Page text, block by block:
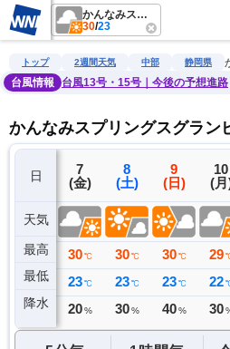
かんなみスプリングスグランピング
30/23
雨雲レーダー 台風情報 地震情報
トップ 2週間天気 中部 静岡県
台風情報
台風13号・15号｜今後の予想進路
かんなみスプリングスグラン
日
天気
最高
最低
降水
6
(木)
30 ℃
23 ℃
0 ミリ
7
(金)
30 ℃
23 ℃
20 %
8
(土)
30 ℃
23 ℃
30 %
9
(日)
30 ℃
23 ℃
40 %
10
(
29
22
30